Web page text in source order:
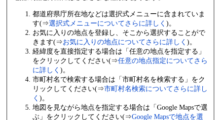
都道府県庁所在地などは選択式メニューに含まれていま
す(⇒選択式メニューについてさらに詳しく )。
お気に入りの地点を登録し、そこから選択することがで
きます(⇒お気に入りの地点についてさらに詳しく )。
経緯度を直接指定する場合は「任意の地点を指定する」
をクリックしてください(⇒任意の地点指定についてさら
に詳しく )。
市町村名で検索する場合は「市町村名を検索する」をク
リックしてください(⇒市町村名検索についてさらに詳し
く )。
地図を見ながら地点を指定する場合は「Google Mapsで選
ぶ」をクリックしてください(⇒Google Mapsで地点を選